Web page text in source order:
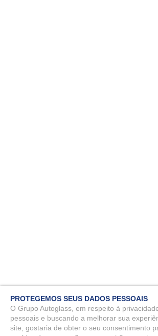
PROTEGEMOS SEUS DADOS PESSOAIS
O Grupo Autoglass, em respeito à
pessoais e buscando a melhorar sua
site, gostaria de obter o seu consentimento